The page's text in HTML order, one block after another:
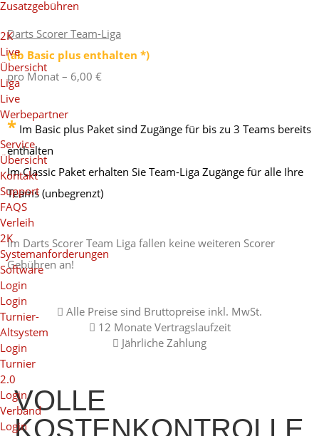
Zusatzgebühren
2K
Live
Übersicht
Liga
Live
Werbepartner
Service
Übersicht
Kontakt
Support
FAQS
Verleih
2K
Systemanforderungen
Software
Login
Login
Turnier-
Altsystem
Login
Turnier
2.0
Login
Verband
Login
Darts Scorer Team-Liga
(ab Basic plus enthalten *)
pro Monat – 6,00 €
* Im Basic plus Paket sind Zugänge für bis zu 3 Teams bereits
enthalten
Im Classic Paket erhalten Sie Team-Liga Zugänge für alle Ihre
Teams (unbegrenzt)
Im Darts Scorer Team Liga fallen keine weiteren Scorer
Gebühren an!
Alle Preise sind Bruttopreise inkl. MwSt.
12 Monate Vertragslaufzeit
Jährliche Zahlung
VOLLE
KOSTENKONTROLLE